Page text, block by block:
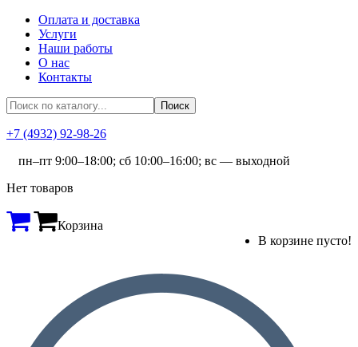
Оплата и доставка
Услуги
Наши работы
О нас
Контакты
+7 (4932) 92-98-26
пн–пт 9:00–18:00; сб 10:00–16:00; вс — выходной
Нет товаров
Корзина
В корзине пусто!